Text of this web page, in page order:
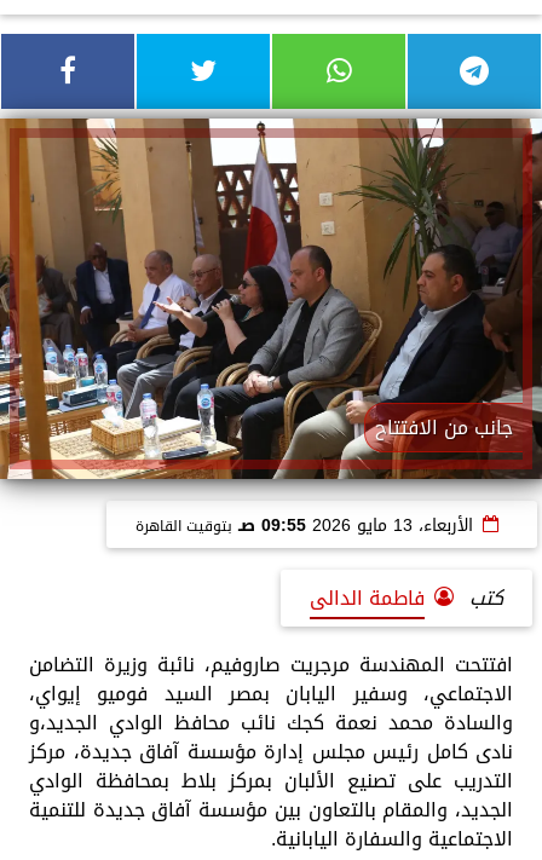
جانب من الافتتاح
الأربعاء، 13 مايو 2026 09:55 صـ بتوقيت القاهرة
كتب
فاطمة الدالى
افتتحت المهندسة مرجريت صاروفيم، نائبة وزيرة التضامن
الاجتماعي، وسفير اليابان بمصر السيد فوميو إيواي،
والسادة محمد نعمة كجك نائب محافظ الوادي الجديد،و
نادى كامل رئيس مجلس إدارة مؤسسة آفاق جديدة، مركز
التدريب على تصنيع الألبان بمركز بلاط بمحافظة الوادي
الجديد، والمقام بالتعاون بين مؤسسة آفاق جديدة للتنمية
الاجتماعية والسفارة اليابانية.